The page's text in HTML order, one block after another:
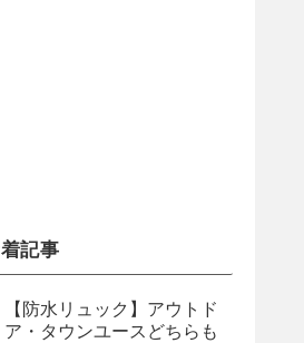
記事
【防水リュック】アウトド
ア・タウンユースどちらも